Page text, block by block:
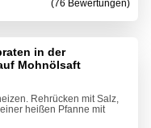
(76 Bewertungen)
in der
Mohnölsaft
Rehrücken mit Salz,
heißen Pfanne mit